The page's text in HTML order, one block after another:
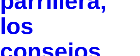
los